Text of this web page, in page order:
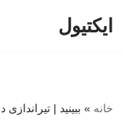
ایکتیول
خانه » ببینید |